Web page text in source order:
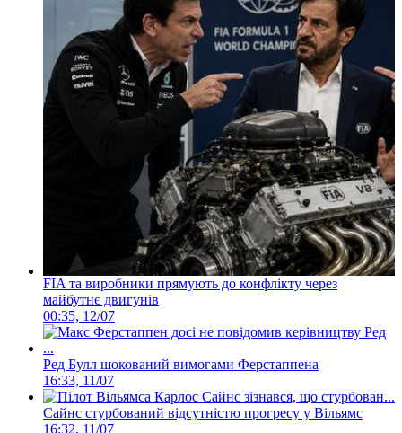
FIA та виробники прямують до конфлікту через
майбутнє двигунів
00:35, 12/07
Ред Булл шокований вимогами Ферстаппена
16:33, 11/07
Сайнс стурбований відсутністю прогресу у Вільямс
16:32, 11/07